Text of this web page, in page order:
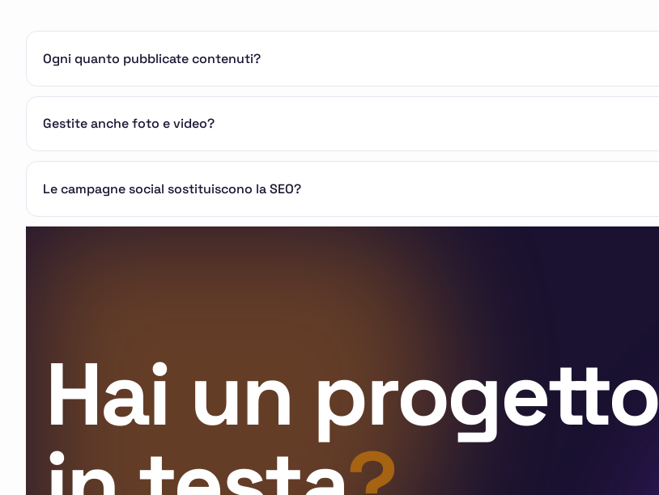
Ogni quanto pubblicate contenuti?
Gestite anche foto e video?
Le campagne social sostituiscono la SEO?
Hai un progetto